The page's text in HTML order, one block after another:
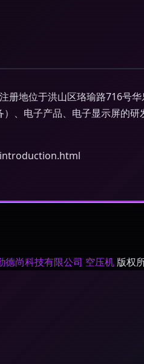
册地位于洪山区珞瑜路716号
、电子产品、电子显示屏的
德尚科技有限公司 空压机 版权